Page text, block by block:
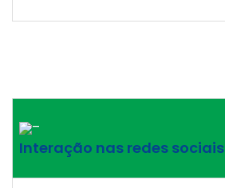
–
Interação nas redes sociais